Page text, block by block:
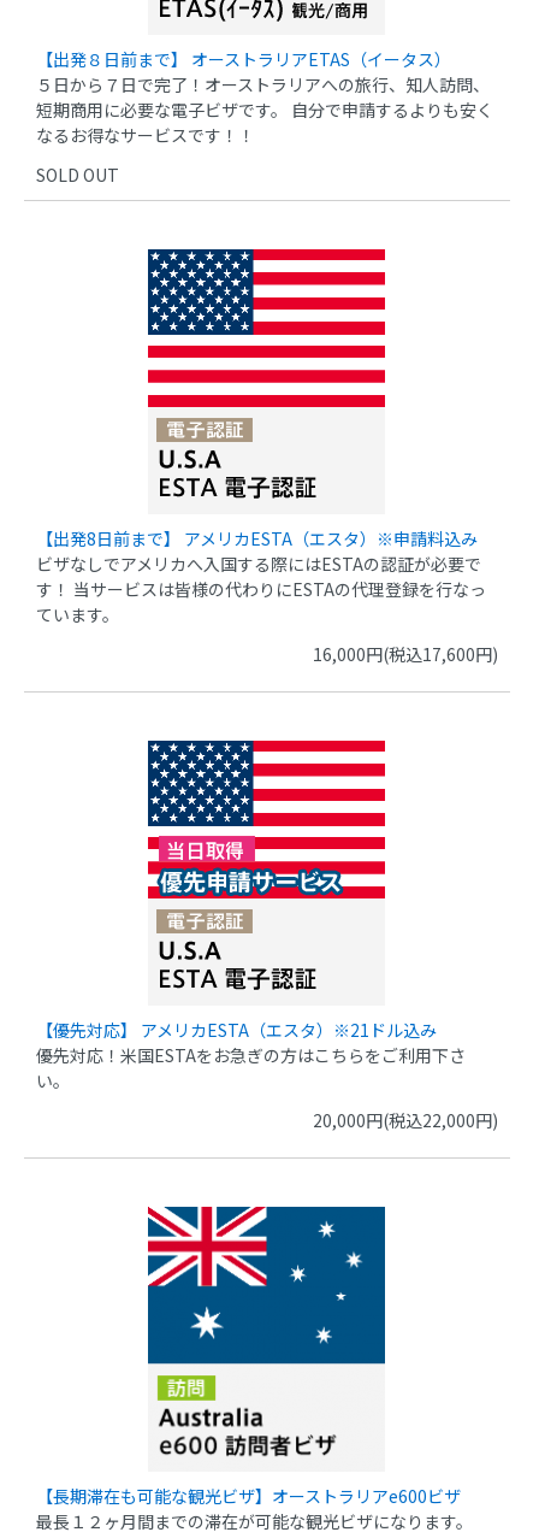
【出発８日前まで】 オーストラリアETAS（イータス）
５日から７日で完了！オーストラリアへの旅行、知人訪問、
短期商用に必要な電子ビザです。 自分で申請するよりも安く
なるお得なサービスです！！
SOLD OUT
【出発8日前まで】 アメリカESTA（エスタ）※申請料込み
ビザなしでアメリカへ入国する際にはESTAの認証が必要で
す！ 当サービスは皆様の代わりにESTAの代理登録を行なっ
ています。
16,000円(税込17,600円)
【優先対応】 アメリカESTA（エスタ）※21ドル込み
優先対応！米国ESTAをお急ぎの方はこちらをご利用下さ
い。
20,000円(税込22,000円)
【長期滞在も可能な観光ビザ】オーストラリアe600ビザ
最長１２ヶ月間までの滞在が可能な観光ビザになります。